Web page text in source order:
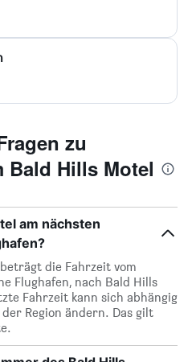
zu
Bald Hills Motel
am nächsten
die Fahrzeit vom
Flughafen, nach Bald Hills
Fahrzeit kann sich abhängig
Region ändern. Das gilt